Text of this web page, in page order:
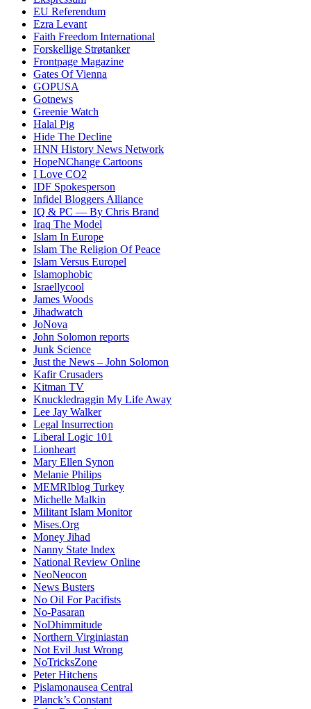
EU Referendum
Ezra Levant
Faith Freedom International
Forskellige Strøtanker
Frontpage Magazine
Gates Of Vienna
GOPUSA
Gotnews
Greenie Watch
Halal Pig
Hide The Decline
HNN History News Network
HopeNChange Cartoons
I Love CO2
IDF Spokesperson
Infidel Bloggers Alliance
IQ & PC — By Chris Brand
Iraq The Model
Islam In Europe
Islam The Religion Of Peace
Islam Versus Europel
Islamophobic
Israellycool
James Woods
Jihadwatch
JoNova
John Solomon reports
Junk Science
Just the News – John Solomon
Kafir Crusaders
Kitman TV
Knuckledraggin My Life Away
Lee Jay Walker
Legal Insurrection
Liberal Logic 101
Lionheart
Mary Ellen Synon
Melanie Philips
MEMRIblog Turkey
Michelle Malkin
Militant Islam Monitor
Mises.Org
Money Jihad
Nanny State Index
National Review Online
NeoNeocon
News Busters
No Oil For Pacifists
No-Pasaran
NoDhimmitude
Northern Virginiastan
Not Evil Just Wrong
NoTricksZone
Peter Hitchens
Pislamonausea Central
Planck’s Constant